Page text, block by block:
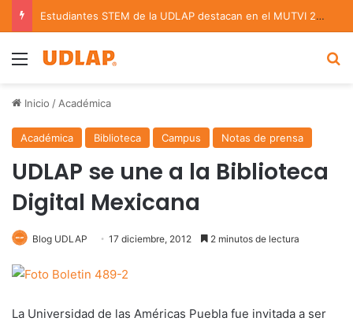
Estudiantes STEM de la UDLAP destacan en el MUTVI 2026
Menu
Inicio / Académica
Académica Biblioteca Campus Notas de prensa
UDLAP se une a la Biblioteca
Digital Mexicana
Blog UDLAP 17 diciembre, 2012 2 minutos de lectura
La Universidad de las Américas Puebla fue invitada a ser